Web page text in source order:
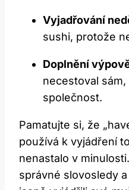
Vyjadřování
sushi, protože
Doplnění
necestoval
společnost.
Pamatujte si, že
používá k vyjádření
nenastalo v
správné slovosledy